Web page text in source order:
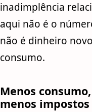
inadimplência
aqui não é o
não é dinheiro
consumo.
Menos
menos impostos